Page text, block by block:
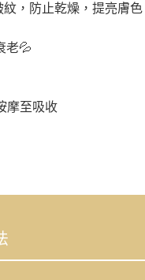
紋，防止乾燥，提亮膚色
老💦
摩至吸收